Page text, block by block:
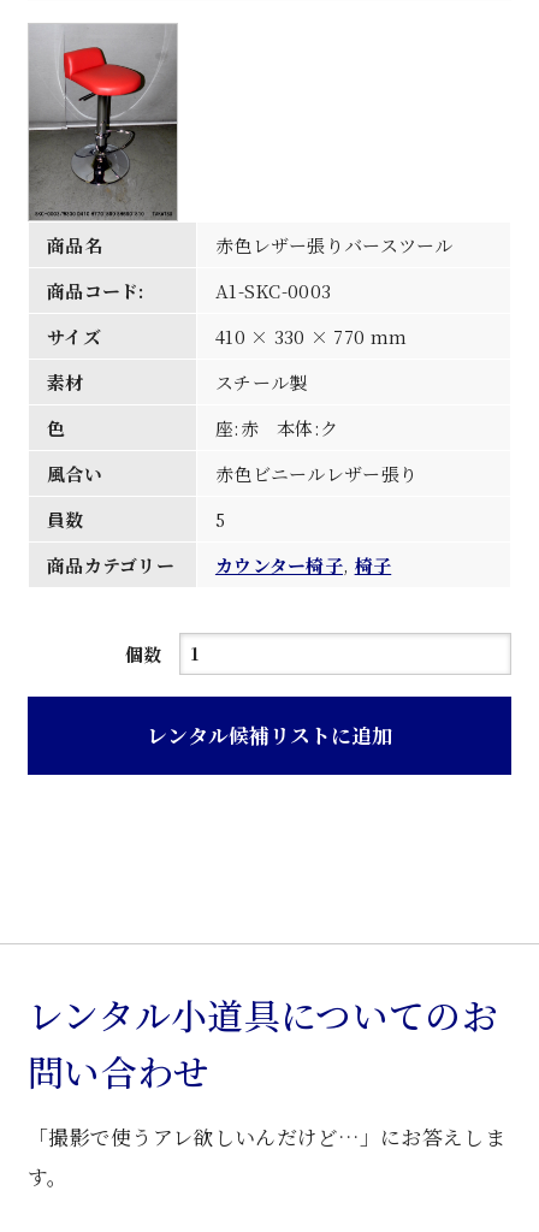
商品名
赤色レザー張りバースツール
商品コード:
A1-SKC-0003
サイズ
410 × 330 × 770 mm
素材
スチール製
色
座:赤 本体:ク
風合い
赤色ビニールレザー張り
員数
5
商品カテゴリー
カウンター椅子, 椅子
個数
赤
ザ
ツ
ー
ル
レンタル候補リストに追加
レンタル小道具についてのお
問い合わせ
「撮影で使うアレ欲しいんだけど…」にお答えしま
す。